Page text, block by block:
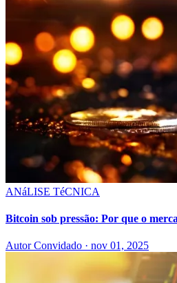
ANáLISE TéCNICA
Bitcoin sob pressão: Por que o
Autor Convidado · nov 01, 2025